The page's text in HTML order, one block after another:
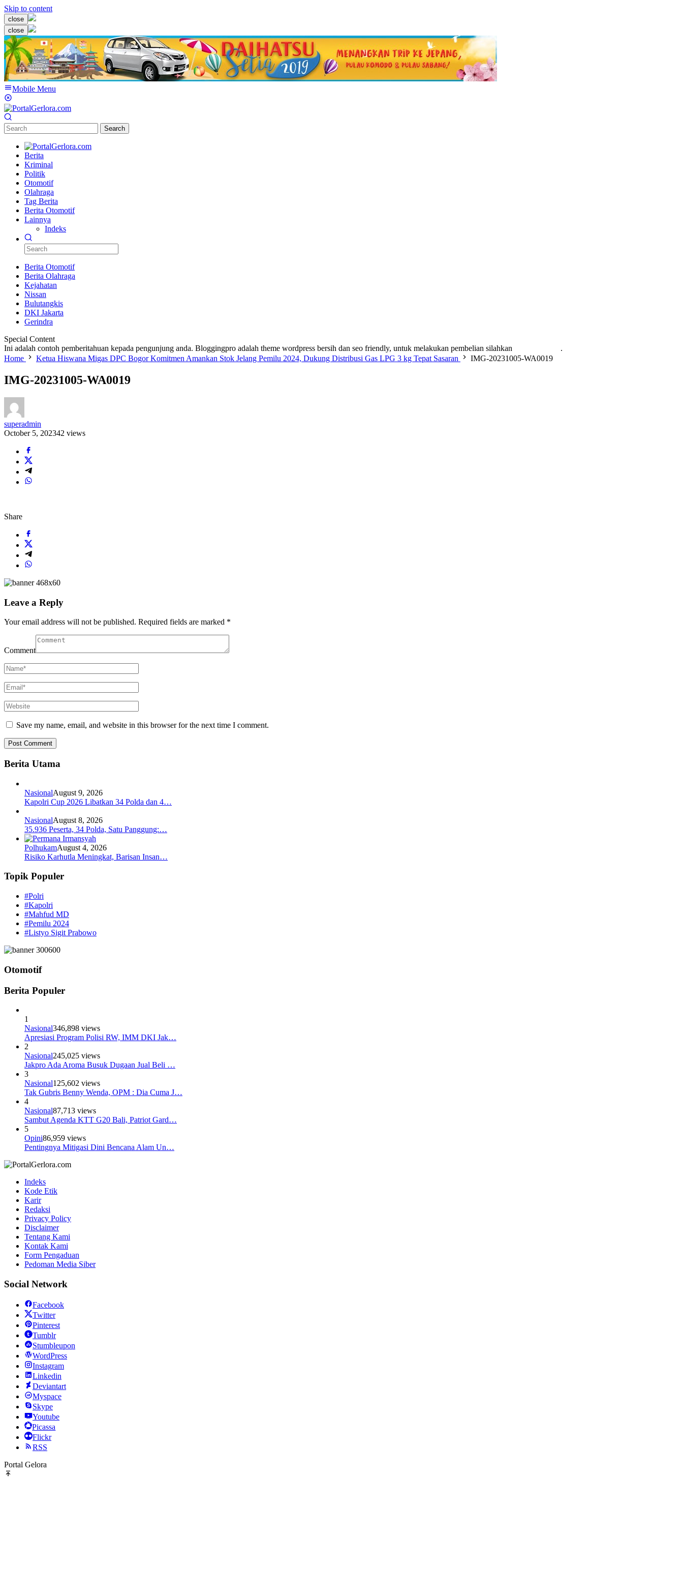
Skip to content
close
close
Mobile Menu
Search
Berita
Kriminal
Politik
Otomotif
Olahraga
Tag Berita
Berita Otomotif
Lainnya
Indeks
Berita Otomotif
Berita Olahraga
Kejahatan
Nissan
Bulutangkis
DKI Jakarta
Gerindra
Special Content
Ini adalah contoh pemberitahuan kepada pengunjung anda. Bloggingpro adalah theme wordpress bersih dan seo friendly, untuk melakukan pembelian silahkan
.
Home
Ketua Hiswana Migas DPC Bogor Komitmen Amankan Stok Jelang Pemilu 2024, Dukung Distribusi Gas LPG 3 kg Tepat Sasaran IMG-20231005-WA0019
IMG-20231005-WA0019
superadmin
October 5, 202342 views
Share
Leave a Reply
Your email address will not be published. Required fields are marked *
Comment
Save my name, email, and website in this browser for the next time I comment.
Berita Utama
NasionalAugust 9, 2026
Kapolri Cup 2026 Libatkan 34 Polda dan 4…
NasionalAugust 8, 2026
35.936 Peserta, 34 Polda, Satu Panggung:…
PolhukamAugust 4, 2026
Risiko Karhutla Meningkat, Barisan Insan…
Topik Populer
#Polri
#Kapolri
#Mahfud MD
#Pemilu 2024
#Listyo Sigit Prabowo
Otomotif
Berita Populer
1
Nasional346,898 views
Apresiasi Program Polisi RW, IMM DKI Jak…
2
Nasional245,025 views
Jakpro Ada Aroma Busuk Dugaan Jual Beli …
3
Nasional125,602 views
Tak Gubris Benny Wenda, OPM : Dia Cuma J…
4
Nasional87,713 views
Sambut Agenda KTT G20 Bali, Patriot Gard…
5
Opini86,959 views
Pentingnya Mitigasi Dini Bencana Alam Un…
Indeks
Kode Etik
Karir
Redaksi
Privacy Policy
Disclaimer
Tentang Kami
Kontak Kami
Form Pengaduan
Pedoman Media Siber
Social Network
Facebook
Twitter
Pinterest
Tumblr
Stumbleupon
WordPress
Instagram
Linkedin
Deviantart
Myspace
Skype
Youtube
Picassa
Flickr
RSS
Portal Gelora